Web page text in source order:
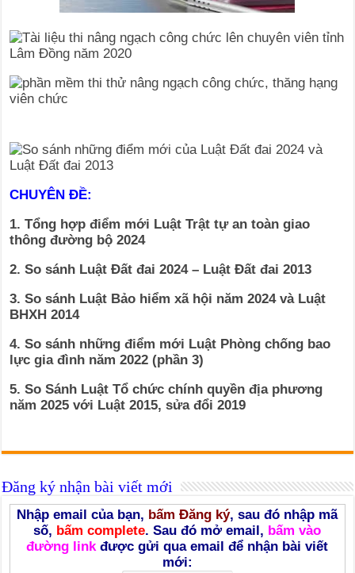
CHUYÊN ĐỀ:
1. Tổng hợp điểm mới Luật Trật tự an toàn giao
thông đường bộ 2024
2. So sánh Luật Đất đai 2024 – Luật Đất đai 2013
3. So sánh Luật Bảo hiểm xã hội năm 2024 và Luật
BHXH 2014
4. So sánh những điểm mới Luật Phòng chống bao
lực gia đình năm 2022 (phần 3)
5. So Sánh Luật Tổ chức chính quyền địa phương
năm 2025 với Luật 2015, sửa đổi 2019
Đăng ký nhận bài viết mới
Nhập email của bạn, bấm Đăng ký, sau đó nhập mã
số, bấm complete. Sau đó mở email, bấm vào
đường link được gửi qua email để nhận bài viết
mới: